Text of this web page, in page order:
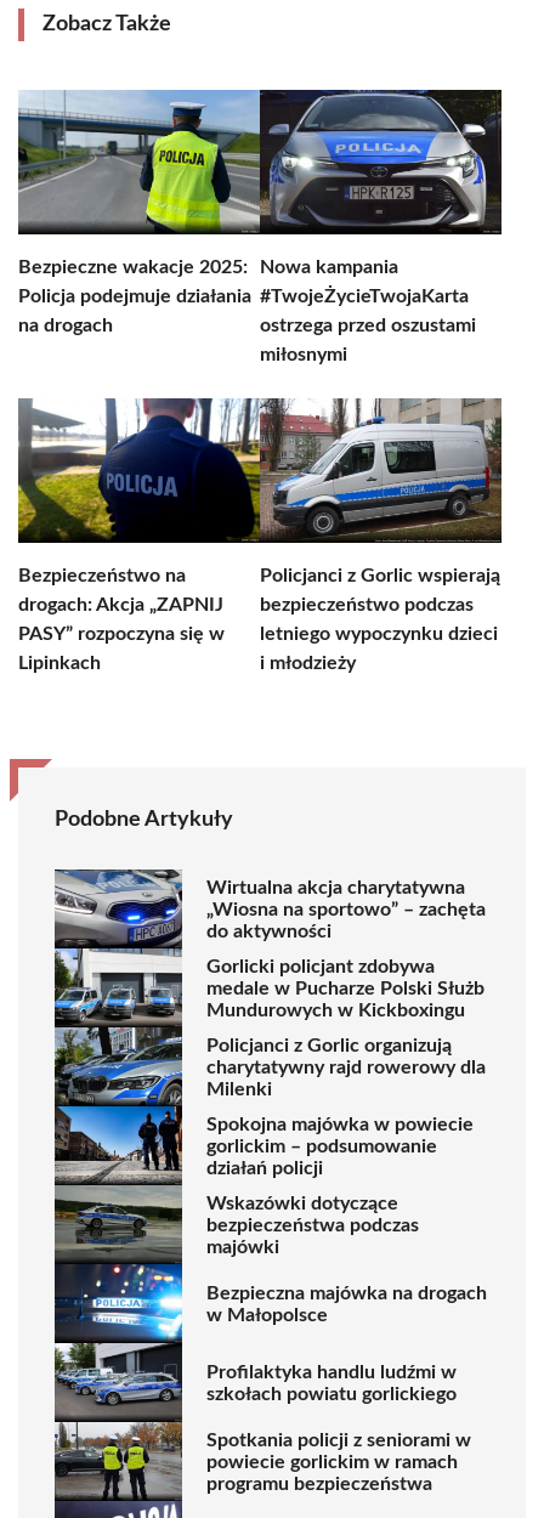
Zobacz Także
Bezpieczne wakacje 2025:
Policja podejmuje działania
na drogach
Nowa kampania
#TwojeŻycieTwojaKarta
ostrzega przed oszustami
miłosnymi
Bezpieczeństwo na
drogach: Akcja „ZAPNIJ
PASY” rozpoczyna się w
Lipinkach
Policjanci z Gorlic wspierają
bezpieczeństwo podczas
letniego wypoczynku dzieci
i młodzieży
Podobne Artykuły
Wirtualna akcja charytatywna
„Wiosna na sportowo” – zachęta
do aktywności
Gorlicki policjant zdobywa
medale w Pucharze Polski Służb
Mundurowych w Kickboxingu
Policjanci z Gorlic organizują
charytatywny rajd rowerowy dla
Milenki
Spokojna majówka w powiecie
gorlickim – podsumowanie
działań policji
Wskazówki dotyczące
bezpieczeństwa podczas
majówki
Bezpieczna majówka na drogach
w Małopolsce
Profilaktyka handlu ludźmi w
szkołach powiatu gorlickiego
Spotkania policji z seniorami w
powiecie gorlickim w ramach
programu bezpieczeństwa